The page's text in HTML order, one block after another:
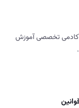
تخصصی آموزش